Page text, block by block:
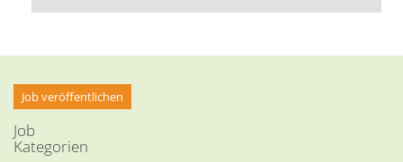
Job veröffentlichen
Job
Kategorien